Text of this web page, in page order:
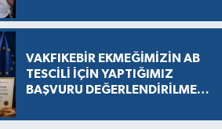
VAKFIKEBİR EKMEĞİMİZİN AB
TESCİLİ İÇİN YAPTIĞIMIZ
BAŞVURU DEĞERLENDİRİLMEK
RESMEN BAŞLADI